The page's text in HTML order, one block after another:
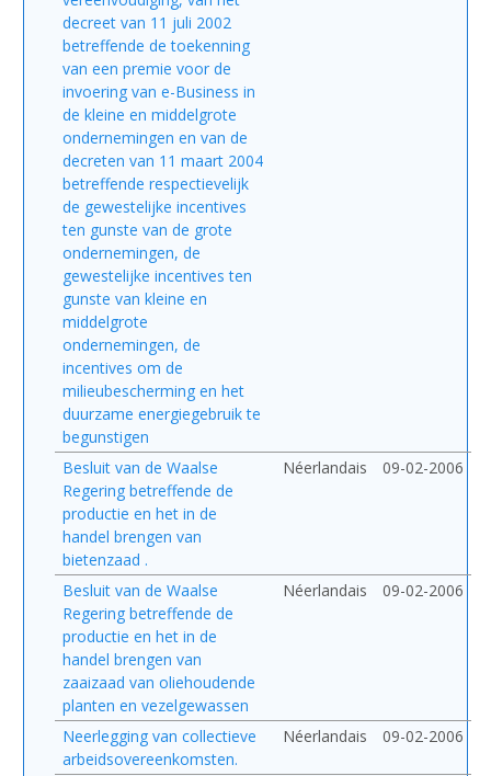
decreet van 11 juli 2002
betreffende de toekenning
van een premie voor de
invoering van e-Business in
de kleine en middelgrote
ondernemingen en van de
decreten van 11 maart 2004
betreffende respectievelijk
de gewestelijke incentives
ten gunste van de grote
ondernemingen, de
gewestelijke incentives ten
gunste van kleine en
middelgrote
ondernemingen, de
incentives om de
milieubescherming en het
duurzame energiegebruik te
begunstigen
Besluit van de Waalse
Regering betreffende de
productie en het in de
handel brengen van
bietenzaad .
Néerlandais 09-02-2006
Besluit van de Waalse
Regering betreffende de
productie en het in de
handel brengen van
zaaizaad van oliehoudende
planten en vezelgewassen
Néerlandais 09-02-2006
Neerlegging van collectieve
arbeidsovereenkomsten.
Néerlandais 09-02-2006